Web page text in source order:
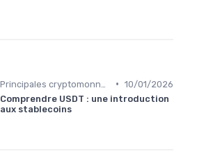
• 10/01/2026
Comprendre USDT : une introduction
aux stablecoins